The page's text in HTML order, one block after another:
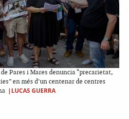
Pares i Mares denuncia “precarietat,
en més d’un centenar de centres
|LUCAS GUERRA